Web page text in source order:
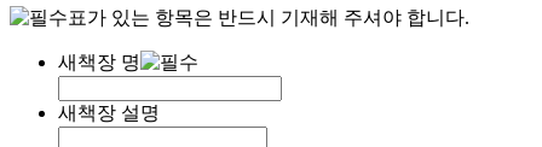
표가 있는 항목은 반드시 기재해 주셔야 합니다.
새책장 명
새책장 설명